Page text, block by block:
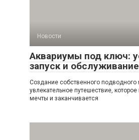
Новости
Аквариумы под ключ:
запуск и обслуживание
Создание собственного подводного
увлекательное путешествие,
мечты и заканчивается